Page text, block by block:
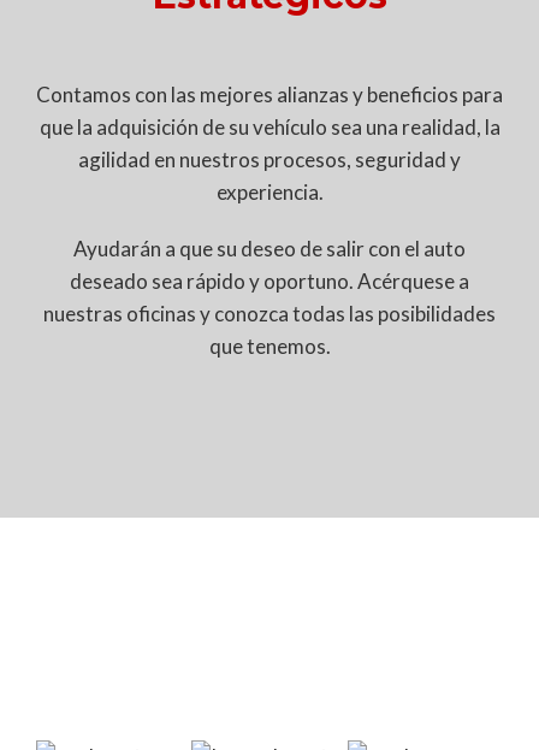
Contamos con las mejores alianzas y beneficios para
que la adquisición de su vehículo sea una realidad, la
agilidad en nuestros procesos, seguridad y
experiencia.
Ayudarán a que su deseo de salir con el auto
deseado sea rápido y oportuno. Acérquese a
nuestras oficinas y conozca todas las posibilidades
que tenemos.